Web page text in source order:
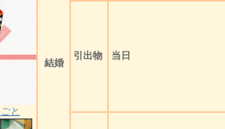
と
結婚
引出物 当日